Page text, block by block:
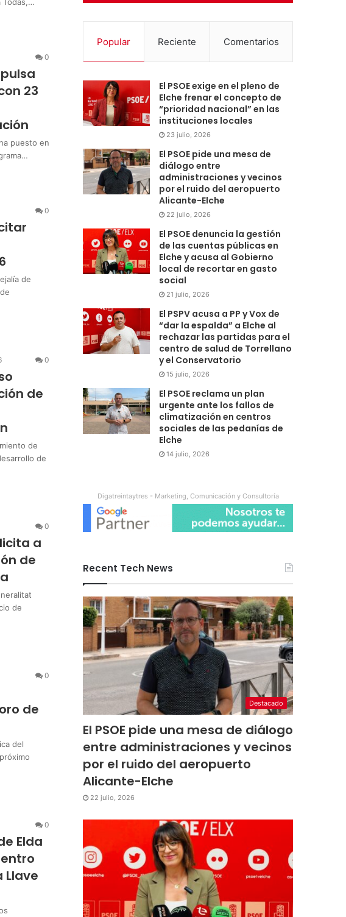
0
23
puesto en
0
de
0
de
de
de
0
a
de
de
0
de
del
0
Elda
Llave
Popular Reciente Comentarios
El PSOE exige en el pleno de
Elche frenar el concepto de
“prioridad nacional” en las
instituciones locales
23 julio, 2026
El PSOE pide una mesa de
diálogo entre
administraciones y vecinos
por el ruido del aeropuerto
Alicante-Elche
22 julio, 2026
El PSOE denuncia la gestión
de las cuentas públicas en
Elche y acusa al Gobierno
local de recortar en gasto
social
21 julio, 2026
El PSPV acusa a PP y Vox de
“dar la espalda” a Elche al
rechazar las partidas para el
centro de salud de Torrellano
y el Conservatorio
15 julio, 2026
El PSOE reclama un plan
urgente ante los fallos de
climatización en centros
sociales de las pedanías de
Elche
14 julio, 2026
Digatreintaytres - Marketing, Comunicación y Consultoría
Recent Tech News
Destacado
El PSOE pide una mesa de diálogo
entre administraciones y vecinos
por el ruido del aeropuerto
Alicante-Elche
22 julio, 2026